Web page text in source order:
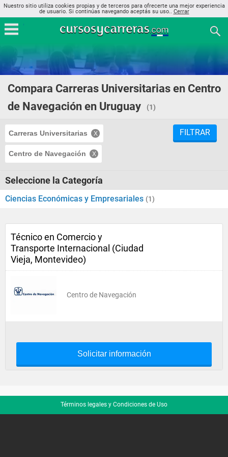
Nuestro sitio utiliza cookies propias y de terceros para ofrecerte una mejor experiencia
de usuario. Si continúas navegando aceptás su uso.. Cerrar
Compara Carreras Universitarias en Centro
de Navegación en Uruguay
(1)
Carreras Universitarias
Centro de Navegación
FILTRAR
Seleccione la Categoría
Ciencias Económicas y Empresariales (1)
Técnico en Comercio y
Transporte Internacional (Ciudad
Vieja, Montevideo)
Centro de Navegación
Solicitar información
Términos legales y Condiciones de Uso